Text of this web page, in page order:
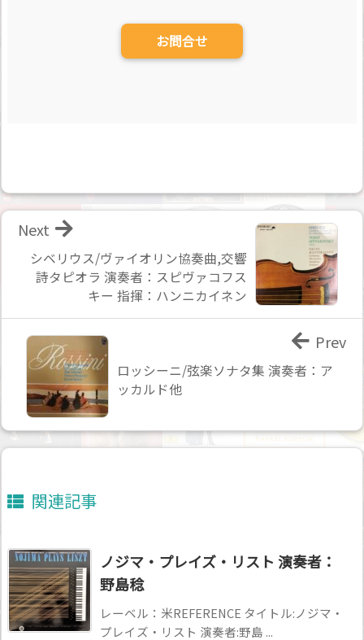
お問合せ
シベリウス/ヴァイオリン協奏曲,交響
詩タピオラ 演奏者：スピヴァコフス
キー 指揮：ハンニカイネン
Next
ロッシーニ/弦楽ソナタ集 演奏者：ア
ッカルド他
Prev
関連記事
ノジマ・プレイズ・リスト 演奏者：
野島稔
レーベル：米REFERENCE タイトル:ノジマ・
プレイズ・リスト 演奏者:野島 ...